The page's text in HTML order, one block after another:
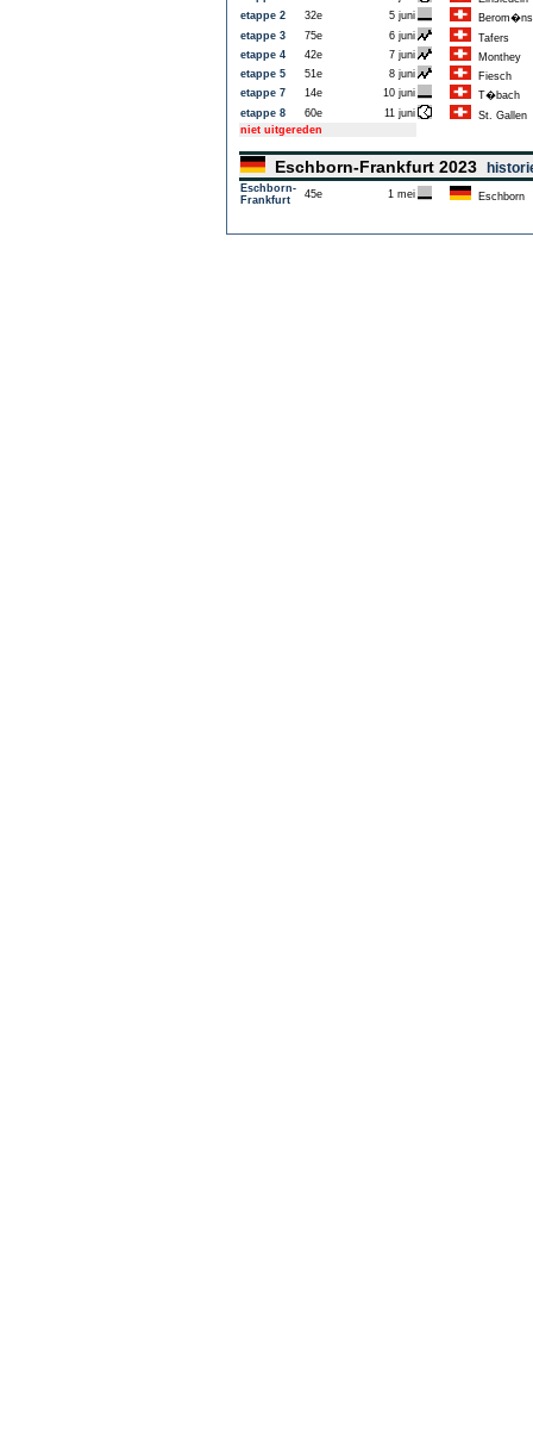
etappe 2
32e 5 juni
etappe 3
75e 6 juni
Tafers
etappe 4
42e 7 juni
Monthey
etappe 5
51e 8 juni
Fiesch
etappe 7
14e 10 juni
T�bach
etappe 8
60e 11 juni
St. Gallen
niet uitgereden
Eschborn-Frankfurt 2023
Eschborn-
Frankfurt
45e 1 mei Eschborn